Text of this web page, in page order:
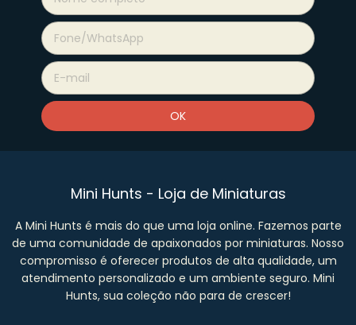
Mini Hunts - Loja de Miniaturas
A Mini Hunts é mais do que uma loja online. Fazemos parte
de uma comunidade de apaixonados por miniaturas. Nosso
compromisso é oferecer produtos de alta qualidade, um
atendimento personalizado e um ambiente seguro. Mini
Hunts, sua coleção não para de crescer!